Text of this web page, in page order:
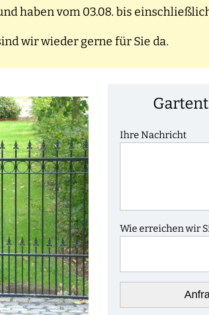
haben vom 03.08. bis
wir wieder gerne für Sie da.
Ihre Nachricht
Wie erreichen wir